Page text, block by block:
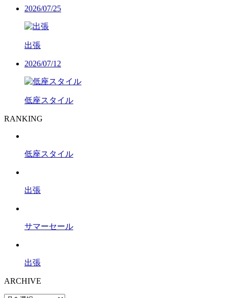
2026/07/25
出張
2026/07/12
低座スタイル
RANKING
低座スタイル
出張
サマーセール
出張
ARCHIVE